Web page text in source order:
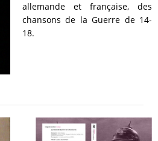
allemande et française, des
chansons de la Guerre de 14-
18.